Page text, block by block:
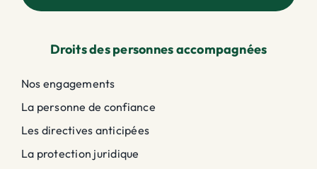
Droits des personnes accompagnées
Nos engagements
La personne de confiance
Les directives anticipées
La protection juridique